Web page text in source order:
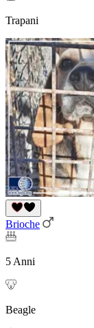
Trapani
Brioche
5 Anni
Beagle